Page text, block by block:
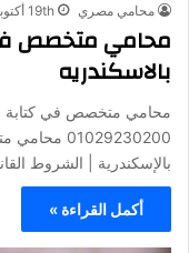
محامي مصري 19th أكتوبر 2023
محامي متخصص
بالاسكندريه
محامي متخصص في كتابة
بالإسكندرية | الشروط
أكمل القراءة »